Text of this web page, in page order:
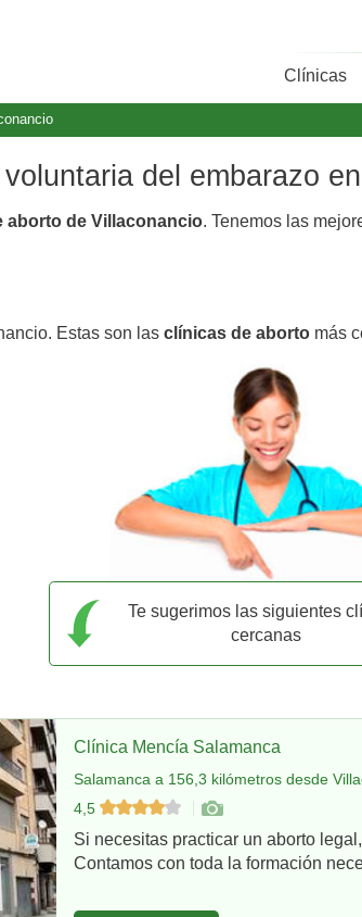
Clínicas
del embarazo
aborto de Villaconancio. Tenemos las
Estas son las clínicas de aborto más
Te sugerimos las siguientes
cercanas
Clínica Mencía Salamanca
Salamanca a 156,3 kilómetros desde
4,5
Si necesitas practicar un aborto
Contamos con toda la formación